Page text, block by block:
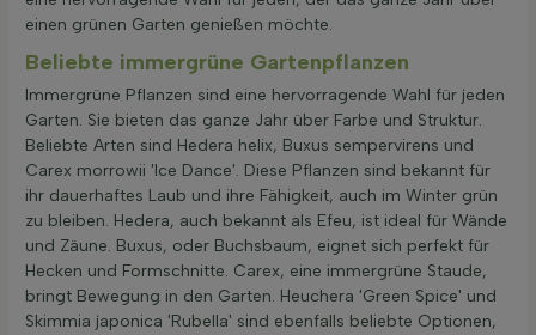
einen grünen Garten genießen möchte.
Beliebte immergrüne Gartenpflanzen
Immergrüne Pflanzen sind eine hervorragende Wahl für jeden
Garten. Sie bieten das ganze Jahr über Farbe und Struktur.
Beliebte Arten sind Hedera helix, Buxus sempervirens und
Carex morrowii 'Ice Dance'. Diese Pflanzen sind bekannt für
ihr dauerhaftes Laub und ihre Fähigkeit, auch im Winter grün
zu bleiben. Hedera, auch bekannt als Efeu, ist ideal für Wände
und Zäune. Buxus, oder Buchsbaum, eignet sich perfekt für
Hecken und Formschnitte. Carex, eine immergrüne Staude,
bringt Bewegung in den Garten. Heuchera 'Green Spice' und
Skimmia japonica 'Rubella' sind ebenfalls beliebte Optionen,